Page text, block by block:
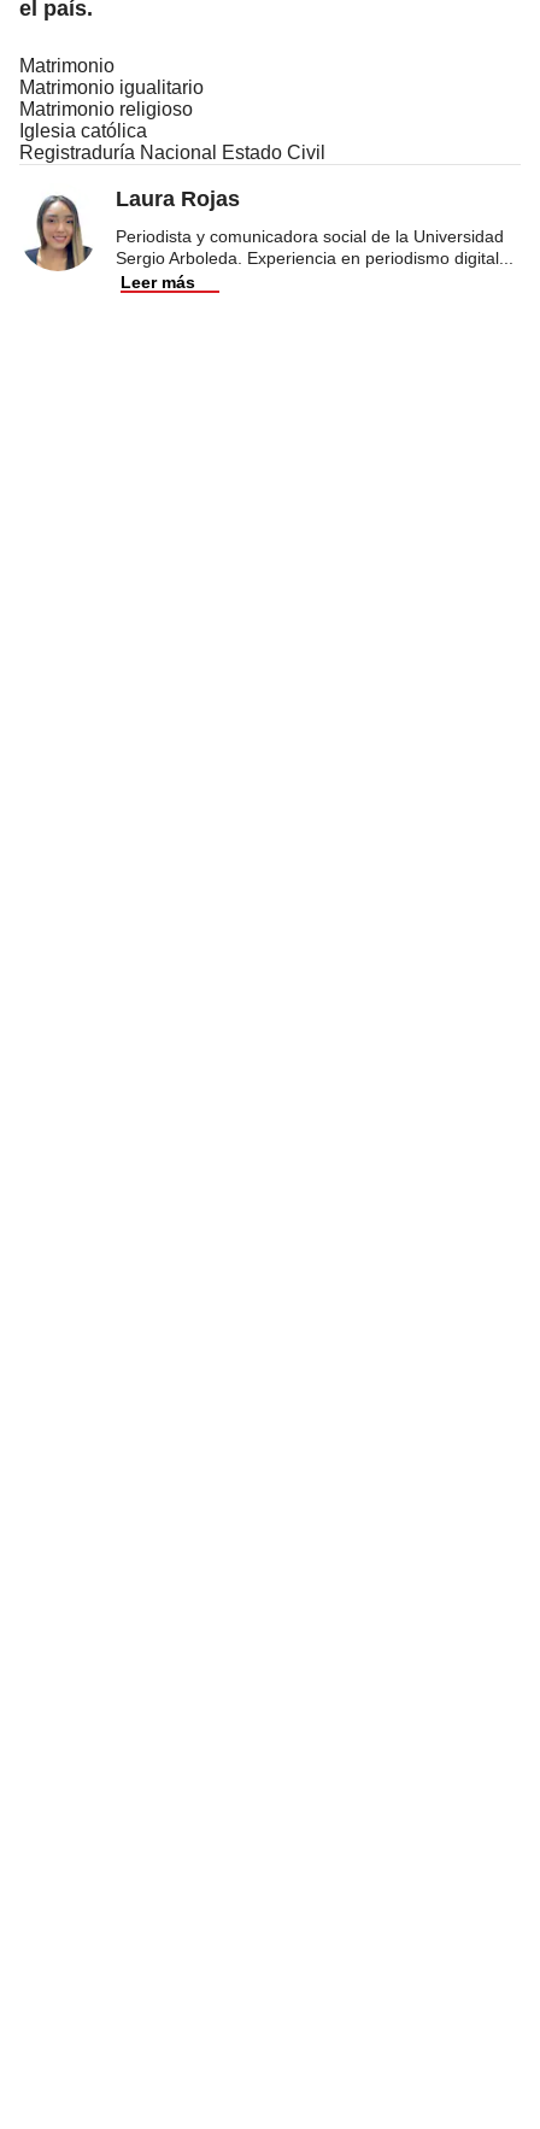
el país.
Matrimonio
Matrimonio igualitario
Matrimonio religioso
Iglesia católica
Registraduría Nacional Estado Civil
Laura Rojas
Periodista y comunicadora social de la Universidad
Sergio Arboleda. Experiencia en periodismo digital
Leer más